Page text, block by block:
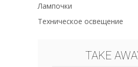
Лампочки
Техническое освещение
TAKE